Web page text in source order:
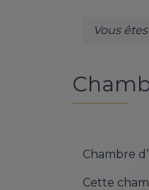
Vous
Chambre
Cette